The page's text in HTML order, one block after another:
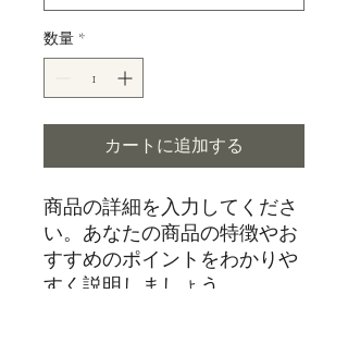
数量 *
カートに追加する
商品の詳細を入力してくださ
い。あなたの商品の特徴やお
すすめのポイントをわかりや
すく説明しましょう。